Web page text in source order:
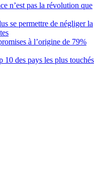
n’est pas la révolution que
se permettre de négliger la
à l’origine de 79%
10 des pays les plus touchés